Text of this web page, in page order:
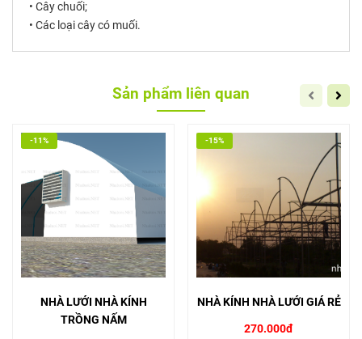
• Cây chuối;
• Các loại cây có muối.
Sản phẩm liên quan
NHÀ LƯỚI NHÀ KÍNH
TRỒNG NẤM
-11%
NHÀ KÍNH NHÀ LƯỚI GIÁ RẺ
270.000đ
-15%